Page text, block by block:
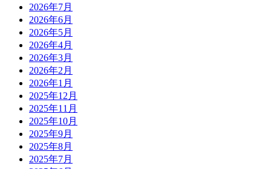
2026年7月
2026年6月
2026年5月
2026年4月
2026年3月
2026年2月
2026年1月
2025年12月
2025年11月
2025年10月
2025年9月
2025年8月
2025年7月